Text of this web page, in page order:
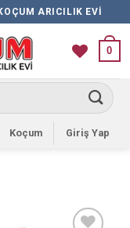
ARICILIK EVI
0
Koçum Giriş Yap